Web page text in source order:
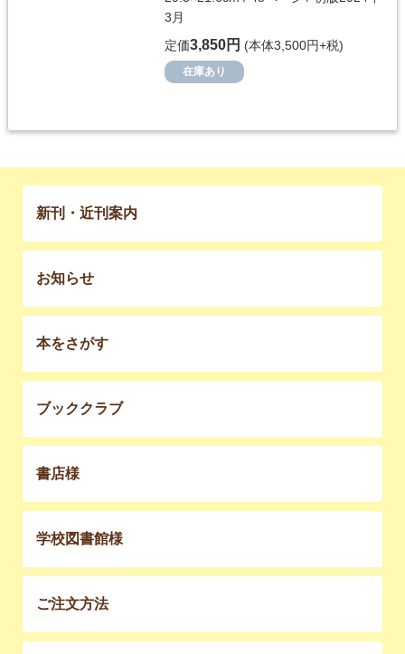
3月
定価3,850円 (本体3,500円+税)
在庫あり
新刊・近刊案内
お知らせ
本をさがす
ブッククラブ
書店様
学校図書館様
ご注文方法